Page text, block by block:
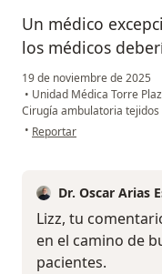
Un médico
los médicos
19 de noviembre de 2025
• Unidad Médica Torre
Cirugía ambulatoria
• en opinión del usuario Lizz
Reportar
Dr. Oscar Arias
Lizz, tu
en el camino de
pacientes.